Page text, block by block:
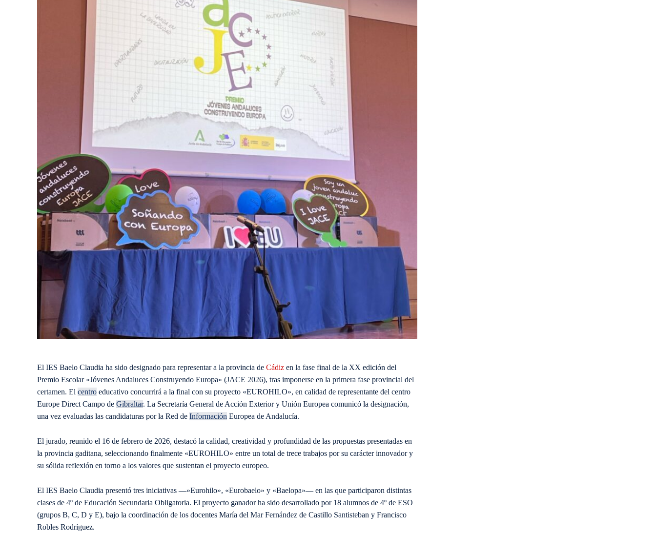
El IES Baelo Claudia ha sido designado para representar a la provincia de Cádiz en la fase final de la XX edición del
Premio Escolar «Jóvenes Andaluces Construyendo Europa» (JACE 2026), tras imponerse en la primera fase provincial del
certamen. El centro educativo concurrirá a la final con su proyecto «EUROHILO», en calidad de representante del centro
Europe Direct Campo de Gibraltar. La Secretaría General de Acción Exterior y Unión Europea comunicó la designación,
una vez evaluadas las candidaturas por la Red de Información Europea de Andalucía.
El jurado, reunido el 16 de febrero de 2026, destacó la calidad, creatividad y profundidad de las propuestas presentadas en
la provincia gaditana, seleccionando finalmente «EUROHILO» entre un total de trece trabajos por su carácter innovador y
su sólida reflexión en torno a los valores que sustentan el proyecto europeo.
El IES Baelo Claudia presentó tres iniciativas —»Eurohilo», «Eurobaelo» y «Baelopa»— en las que participaron distintas
clases de 4º de Educación Secundaria Obligatoria. El proyecto ganador ha sido desarrollado por 18 alumnos de 4º de ESO
(grupos B, C, D y E), bajo la coordinación de los docentes María del Mar Fernández de Castillo Santisteban y Francisco
Robles Rodríguez.